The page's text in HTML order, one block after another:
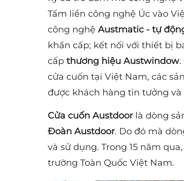
Tấm liền công nghệ Úc vào
công nghệ Austmatic - tự
khẩn cấp; kết nối với thiết bị
cấp thương hiệu Austwindow.
cửa cuốn tại Việt Nam, các
được khách hàng tin tưởng và
Cửa cuốn Austdoorlà dòng
Đoàn Austdoor. Do đó mà
và sử dụng. Trong 15 năm
trường Toàn Quốc Việt Nam.